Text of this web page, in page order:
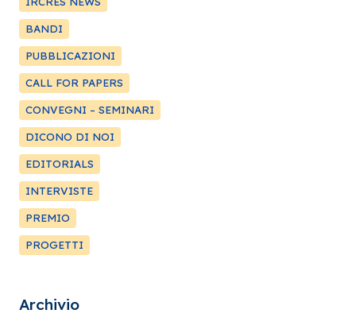
BANDI
PUBBLICAZIONI
CALL FOR PAPERS
CONVEGNI – SEMINARI
DICONO DI NOI
EDITORIALS
INTERVISTE
PREMIO
PROGETTI
Archivio